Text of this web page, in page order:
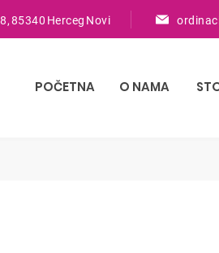
85340 Herceg Novi
POČETNA O NAMA